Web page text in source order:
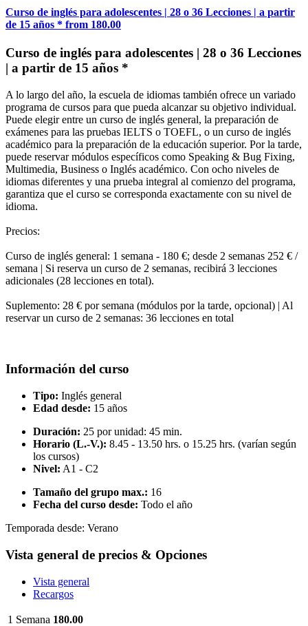
Curso de inglés para adolescentes | 28 o 36 Lecciones | a partir
de 15 años * from 180.00
Curso de inglés para adolescentes | 28 o 36 Lecciones
| a partir de 15 años *
A lo largo del año, la escuela de idiomas también ofrece un variado
programa de cursos para que pueda alcanzar su objetivo individual.
Puede elegir entre un curso de inglés general, la preparación de
exámenes para las pruebas IELTS o TOEFL, o un curso de inglés
académico para la preparación de la educación superior. Por la tarde,
puede reservar módulos específicos como Speaking & Bug Fixing,
Multimedia, Business o Inglés académico. Con ocho niveles de
idiomas diferentes y una prueba integral al comienzo del programa,
garantiza que el curso se corresponda exactamente con su nivel de
idioma.
Precios:
Curso de inglés general: 1 semana - 180 €; desde 2 semanas 252 € /
semana | Si reserva un curso de 2 semanas, recibirá 3 lecciones
adicionales (28 lecciones en total).
Suplemento: 28 € por semana (módulos por la tarde, opcional) | Al
reservar un curso de 2 semanas: 36 lecciones en total
Información del curso
Tipo: Inglés general
Edad desde: 15 años
Duración: 25 por unidad: 45 min.
Horario (L.-V.): 8.45 - 13.50 hrs. o 15.25 hrs. (varían según
los cursos)
Nivel: A1 - C2
Tamaño del grupo max.: 16
Fecha del curso desde: Todo el año
Temporada desde: Verano
Vista general de precios & Opciones
Vista general
Recargos
1 Semana 180.00